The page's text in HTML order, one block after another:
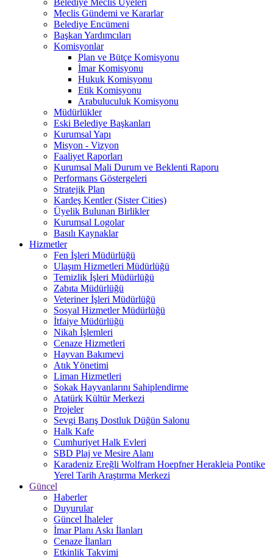
Belediye Meclis Üyeleri
Meclis Gündemi ve Kararlar
Belediye Encümeni
Başkan Yardımcıları
Komisyonlar
Plan ve Bütçe Komisyonu
İmar Komisyonu
Hukuk Komisyonu
Etik Komisyonu
Arabuluculuk Komisyonu
Müdürlükler
Eski Belediye Başkanları
Kurumsal Yapı
Misyon - Vizyon
Faaliyet Raporları
Kurumsal Mali Durum ve Beklenti Raporu
Performans Göstergeleri
Stratejik Plan
Kardeş Kentler (Sister Cities)
Üyelik Bulunan Birlikler
Kurumsal Logolar
Basılı Kaynaklar
Hizmetler
Fen İşleri Müdürlüğü
Ulaşım Hizmetleri Müdürlüğü
Temizlik İşleri Müdürlüğü
Zabıta Müdürlüğü
Veteriner İşleri Müdürlüğü
Sosyal Hizmetler Müdürlüğü
İtfaiye Müdürlüğü
Nikah İşlemleri
Cenaze Hizmetleri
Hayvan Bakımevi
Atık Yönetimi
Liman Hizmetleri
Sokak Hayvanlarını Sahiplendirme
Atatürk Kültür Merkezi
Projeler
Sevgi Barış Dostluk Düğün Salonu
Halk Kafe
Cumhuriyet Halk Evleri
SBD Plaj ve Mesire Alanı
Karadeniz Ereğli Wolfram Hoepfner Herakleia Pontike
Yerel Tarih Araştırma Merkezi
Güncel
Haberler
Duyurular
Güncel İhaleler
İmar Planı Askı İlanları
Cenaze İlanları
Etkinlik Takvimi